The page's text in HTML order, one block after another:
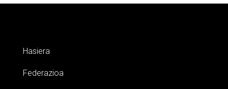
Hasiera
Federazioa